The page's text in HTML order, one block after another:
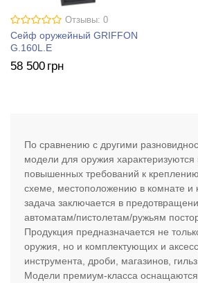
Отзывы: 0
Сейф оружейный GRIFFON
G.160L.E
58 500 грн
По сравнению с другими
модели для оружия
повышенных требований к
схеме, местоположению в комнате и
задача заключается в
автоматам/пистолетам/ружьям
Продукция предназначается не
оружия, но и комплектующих и
инструмента, дроби, магазинов,
Модели премиум-класса оснащаются